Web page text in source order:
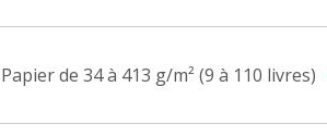
Papier de 34 à 413 g/m² (9 à 110 livres)